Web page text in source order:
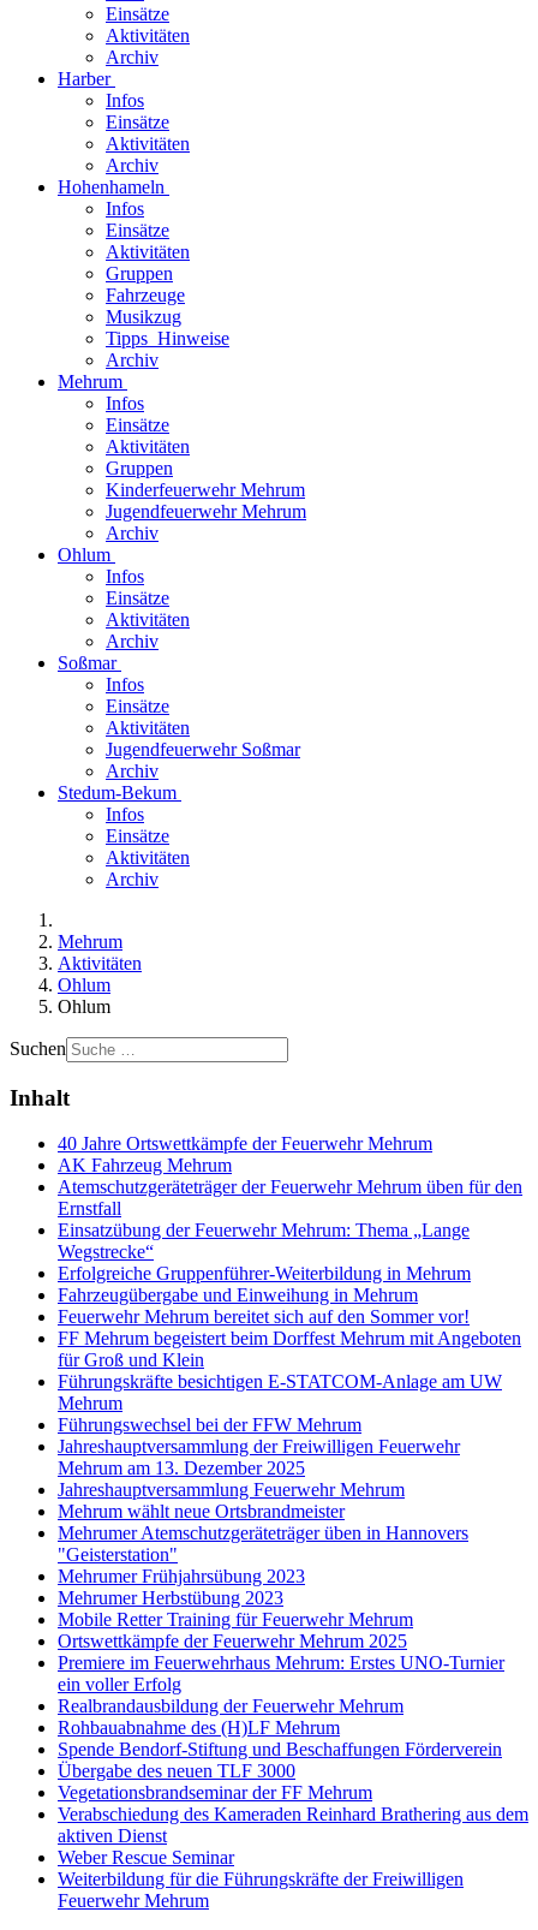
Einsätze
Aktivitäten
Archiv
Harber
Infos
Einsätze
Aktivitäten
Archiv
Hohenhameln
Infos
Einsätze
Aktivitäten
Gruppen
Fahrzeuge
Musikzug
Tipps_Hinweise
Archiv
Mehrum
Infos
Einsätze
Aktivitäten
Gruppen
Kinderfeuerwehr Mehrum
Jugendfeuerwehr Mehrum
Archiv
Ohlum
Infos
Einsätze
Aktivitäten
Archiv
Soßmar
Infos
Einsätze
Aktivitäten
Jugendfeuerwehr Soßmar
Archiv
Stedum-Bekum
Infos
Einsätze
Aktivitäten
Archiv
Mehrum
Aktivitäten
Ohlum
Ohlum
Suchen
Inhalt
40 Jahre Ortswettkämpfe der Feuerwehr Mehrum
AK Fahrzeug Mehrum
Atemschutzgeräteträger der Feuerwehr Mehrum üben für den
Ernstfall
Einsatzübung der Feuerwehr Mehrum: Thema „Lange
Wegstrecke“
Erfolgreiche Gruppenführer-Weiterbildung in Mehrum
Fahrzeugübergabe und Einweihung in Mehrum
Feuerwehr Mehrum bereitet sich auf den Sommer vor!
FF Mehrum begeistert beim Dorffest Mehrum mit Angeboten
für Groß und Klein
Führungskräfte besichtigen E-STATCOM-Anlage am UW
Mehrum
Führungswechsel bei der FFW Mehrum
Jahreshauptversammlung der Freiwilligen Feuerwehr
Mehrum am 13. Dezember 2025
Jahreshauptversammlung Feuerwehr Mehrum
Mehrum wählt neue Ortsbrandmeister
Mehrumer Atemschutzgeräteträger üben in Hannovers
"Geisterstation"
Mehrumer Frühjahrsübung 2023
Mehrumer Herbstübung 2023
Mobile Retter Training für Feuerwehr Mehrum
Ortswettkämpfe der Feuerwehr Mehrum 2025
Premiere im Feuerwehrhaus Mehrum: Erstes UNO-Turnier
ein voller Erfolg
Realbrandausbildung der Feuerwehr Mehrum
Rohbauabnahme des (H)LF Mehrum
Spende Bendorf-Stiftung und Beschaffungen Förderverein
Übergabe des neuen TLF 3000
Vegetationsbrandseminar der FF Mehrum
Verabschiedung des Kameraden Reinhard Brathering aus dem
aktiven Dienst
Weber Rescue Seminar
Weiterbildung für die Führungskräfte der Freiwilligen
Feuerwehr Mehrum